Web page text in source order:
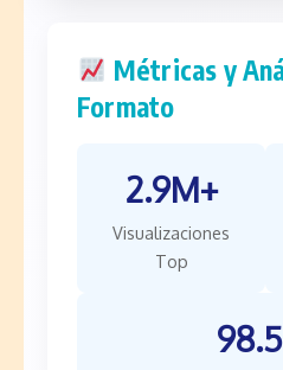
Métricas y
Formato
2.9M+
Visualizaciones
Top